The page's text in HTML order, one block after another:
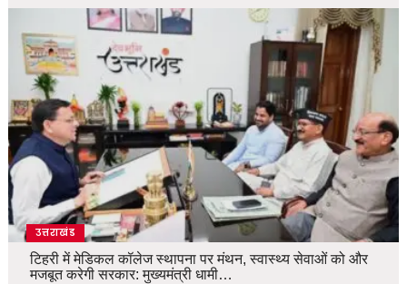
उत्तराखंड
टिहरी में मेडिकल कॉलेज स्थापना पर मंथन, स्वास्थ्य सेवाओं को और
मजबूत करेगी सरकार: मुख्यमंत्री धामी…